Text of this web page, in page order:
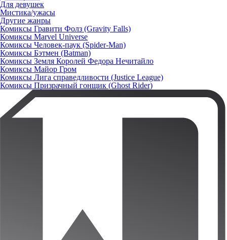
Для девушек
Мистика/ужасы
Другие жанры
Комиксы Гравити Фолз (Gravity Falls)
Комиксы Marvel Universe
Комиксы Человек-паук (Spider-Man)
Комиксы Бэтмен (Batman)
Комиксы Земля Королей Федора Нечитайло
Комиксы Майор Гром
Комиксы Лига справедливости (Justice League)
Комиксы Призрачный гонщик (Ghost Rider)